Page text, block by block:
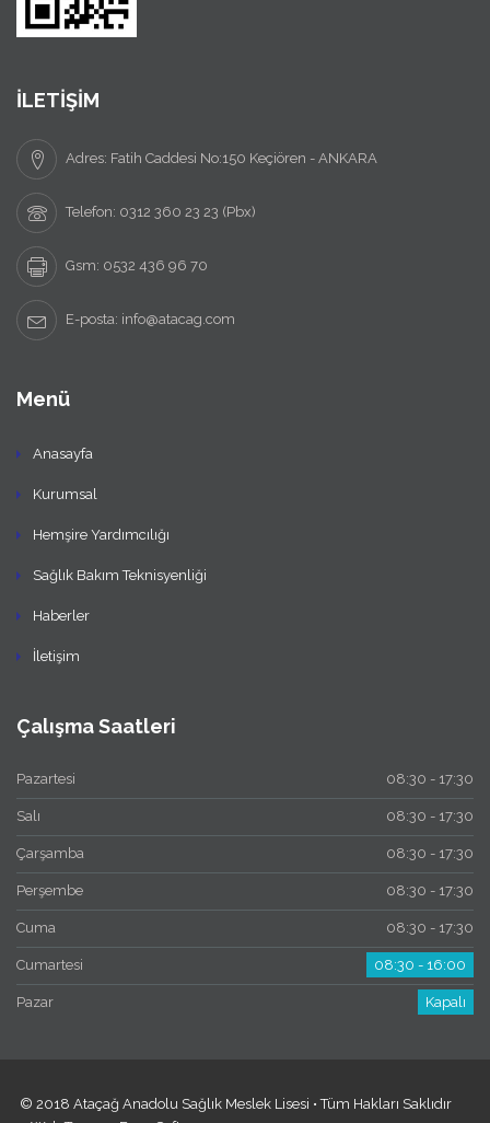
İLETİŞİM
Adres: Fatih Caddesi No:150 Keçiören - ANKARA
Telefon: 0312 360 23 23 (Pbx)
Gsm: 0532 436 96 70
E-posta: info@atacag.com
Menü
Anasayfa
Kurumsal
Hemşire Yardımcılığı
Sağlık Bakım Teknisyenliği
Haberler
İletişim
Çalışma Saatleri
Pazartesi 08:30 - 17:30
Salı 08:30 - 17:30
Çarşamba 08:30 - 17:30
Perşembe 08:30 - 17:30
Cuma 08:30 - 17:30
Cumartesi 08:30 - 16:00
Pazar Kapalı
© 2018 Ataçağ Anadolu Sağlık Meslek Lisesi • Tüm Hakları Saklıdır